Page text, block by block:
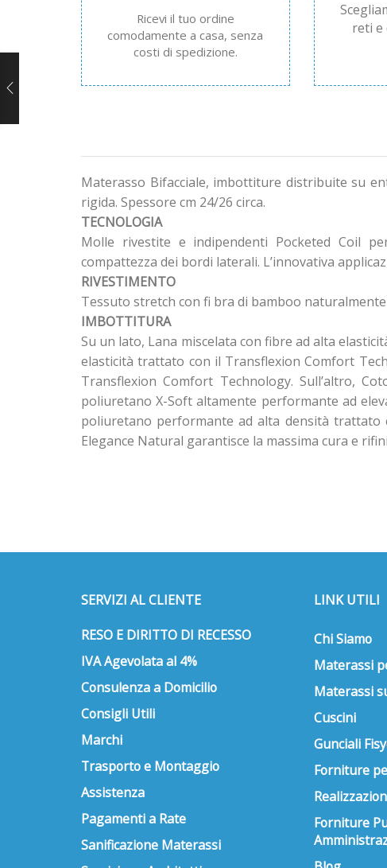
Ricevi il tuo ordine
comodamente a casa, senza
costi di spedizione.
reti e
Materasso Bifacciale, imbottiture distribuite su
rigida. Spessore cm 24/26 circa.
TECNOLOGIA
Molle rivestite e indipendenti Pocketed Coil
compattezza dei bordi laterali. L’innovativa
RIVESTIMENTO
Tessuto stretch con fi bra di bamboo
IMBOTTITURA
Su un lato, Lana miscelata con fibre ad alta
elasticità trattato con il Transflexion Comfort
Transflexion Comfort Technology. Sull’altro,
poliuretano X-Soft altamente performante ad
poliuretano performante ad alta densità trattato
Elegance Natural garantisce la massima cura e
SERVIZI AL CLIENTE
RESO E DIRITTO DI RECESSO
IVA Agevolata al 4%
Consulenza a Domicilio
Consigli Utili
Marchi
Trasporto e Montaggio
Assistenza
Pagamenti a Rate
Sanificazione Materassi
LINK UTILI
Chi Siamo
Materassi
Materassi
Cuscini
Gunciali
Forniture
Forniture